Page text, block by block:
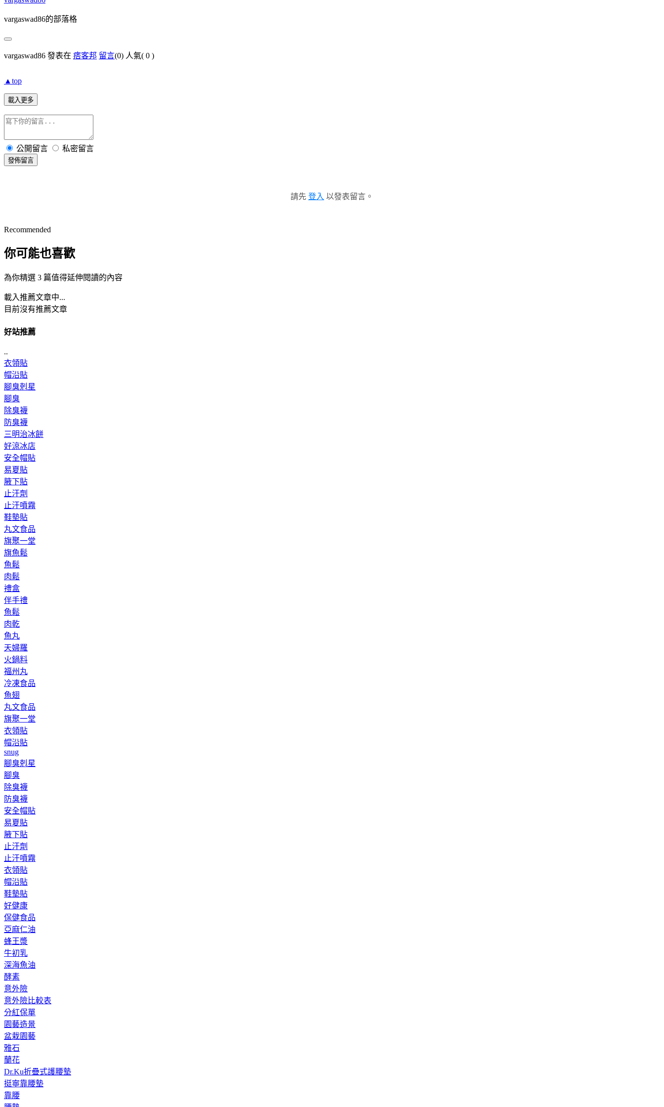
vargaswad86的部落格
vargaswad86 發表在 痞客邦 留言(0) 人氣( 0 )
▲top
載入更多
公開留言 私密留言
發佈留言
請先 登入 以發表留言。
Recommended
你可能也喜歡
為你精選 3 篇值得延伸閱讀的內容
載入推薦文章中...
目前沒有推薦文章
好站推薦
..
衣領貼
帽沿貼
腳臭剋星
腳臭
除臭襪
防臭襪
三明治冰餅
好涼冰店
安全帽貼
易夏貼
腋下貼
止汗劑
止汗噴霧
鞋墊貼
丸文食品
旗聚一堂
旗魚鬆
魚鬆
肉鬆
禮盒
伴手禮
魚鬆
肉乾
魚丸
天婦羅
火鍋料
福州丸
冷凍食品
魚翅
丸文食品
旗聚一堂
衣領貼
帽沿貼
snug
腳臭剋星
腳臭
除臭襪
防臭襪
安全帽貼
易夏貼
腋下貼
止汗劑
止汗噴霧
衣領貼
帽沿貼
鞋墊貼
好健康
保健食品
亞麻仁油
蜂王漿
牛初乳
深海魚油
酵素
意外險
意外險比較表
分紅保單
園藝造景
盆栽園藝
雅石
蘭花
Dr.Ku折疊式護腰墊
挺寧靠腰墊
靠腰